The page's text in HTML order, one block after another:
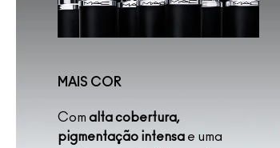
MAIS COR
Com alta cobertura,
pigmentação intensae uma